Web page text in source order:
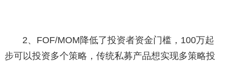
2、FOF/MOM降低了投资者资金门槛，100万起
步可以投资多个策略，传统私募产品想实现多策略投